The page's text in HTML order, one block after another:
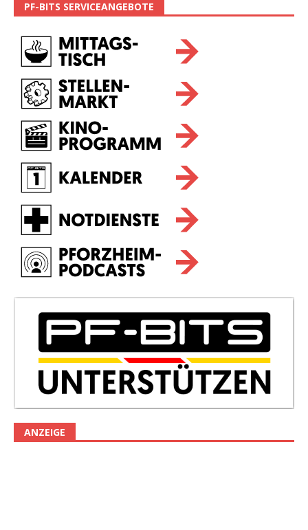
PF-BITS SERVICEANGEBOTE
ANZEIGE